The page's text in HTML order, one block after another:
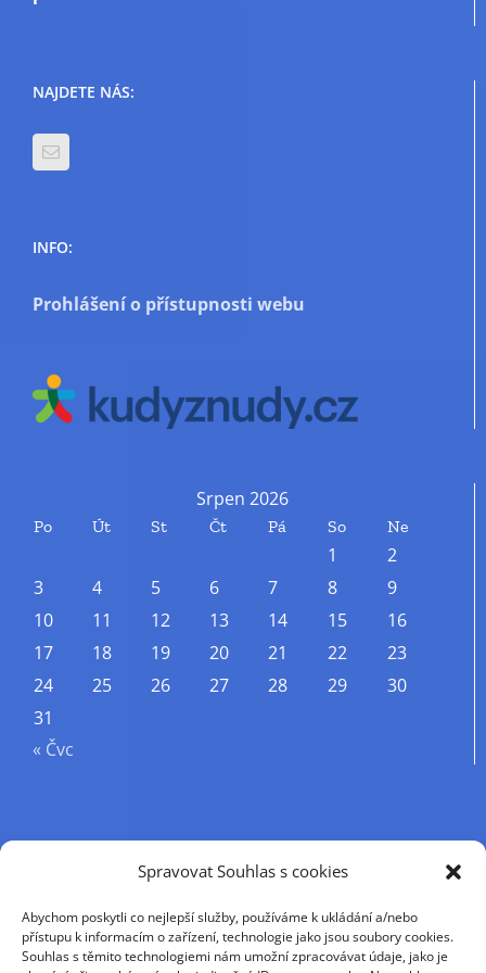
Spravovat Souhlas s cookies
Abychom poskytli co nejlepší služby, používáme k ukládání a/nebo
přístupu k informacím o zařízení, technologie jako jsou soubory cookies.
Souhlas s těmito technologiemi nám umožní zpracovávat údaje, jako je
NAJDETE NÁS:
INFO:
Prohlášení o přístupnosti webu
Srpen 2026
Po Út St Čt Pá So Ne
1
2
3
4 5 6 7 8
9
10
11 12 13 14 15
16
17
18 19 20 21 22
23
24
25 26 27 28 29
30
31
« Čvc
Příjmení
Křestní jméno